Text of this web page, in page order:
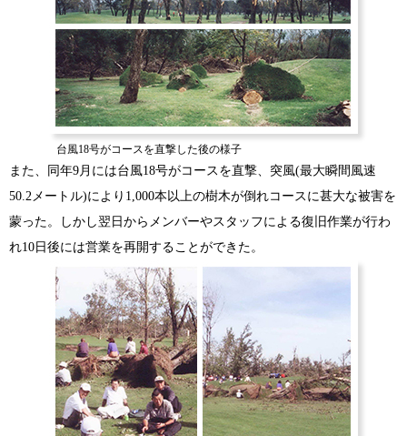
台風18号がコースを直撃した後の様子
また、同年9月には台風18号がコースを直撃、突風(最大瞬間風速
50.2メートル)により1,000本以上の樹木が倒れコースに甚大な被害を
蒙った。しかし翌日からメンバーやスタッフによる復旧作業が行わ
れ10日後には営業を再開することができた。